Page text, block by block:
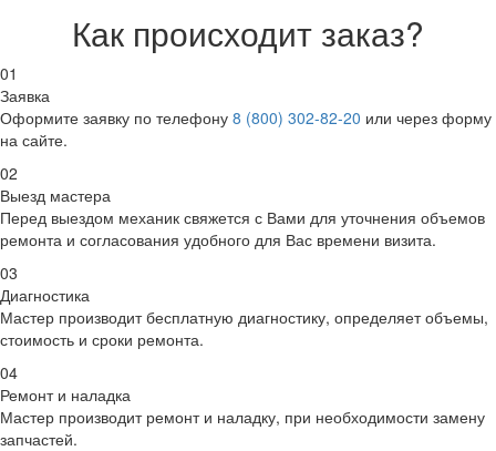
Как происходит заказ?
01
Заявка
Оформите заявку по телефону 8 (800) 302-82-20 или через форму
на сайте.
02
Выезд мастера
Перед выездом механик свяжется с Вами для уточнения объемов
ремонта и согласования удобного для Вас времени визита.
03
Диагностика
Мастер производит бесплатную диагностику, определяет объемы,
стоимость и сроки ремонта.
04
Ремонт и наладка
Мастер производит ремонт и наладку, при необходимости замену
запчастей.